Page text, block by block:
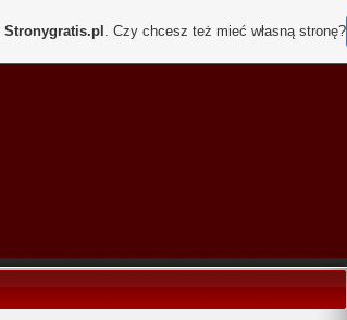
Stronygratis.pl . Czy chcesz też mieć własną stronę?